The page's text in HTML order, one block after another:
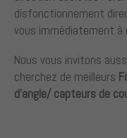
disfonctionnement
vous immédiatement à
Nous vous invitons
cherchez de meilleurs
d’angle/ capteurs de